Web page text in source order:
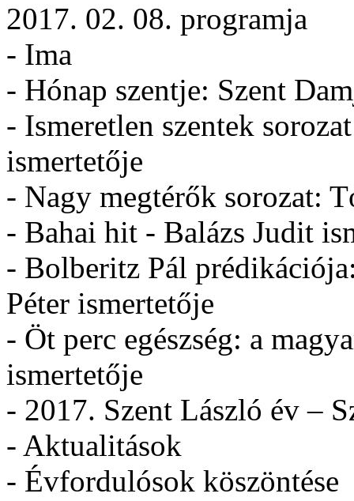
2017. 02. 08. programja
- Ima
- Hónap szentje: Szent
- Ismeretlen szentek
ismertetője
- Nagy megtérők sorozat:
- Bahai hit - Balázs Judit
- Bolberitz Pál
Péter ismertetője
- Öt perc egészség: a
ismertetője
- 2017. Szent László év –
- Aktualitások
- Évfordulósok köszöntése